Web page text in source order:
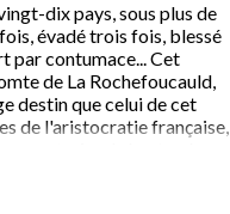
dix pays, sous plus de
évadé trois fois, blessé
par contumace... Cet
de La Rochefoucauld,
destin que celui de cet
de l'aristocratie française,
prison de la Santé.